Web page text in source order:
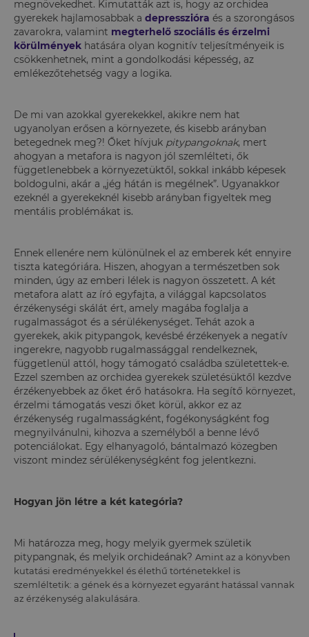
megnövekedhet. Kimutatták azt is, hogy az orchidea
gyerekek hajlamosabbak a depresszióra és a szorongásos
zavarokra, valamint megterhelő szociális és érzelmi
körülmények hatására olyan kognitív teljesítményeik is
csökkenhetnek, mint a gondolkodási képesség, az
emlékezőtehetség vagy a logika.
De mi van azokkal gyerekekkel, akikre nem hat
ugyanolyan erősen a környezete, és kisebb arányban
betegednek meg?! Őket hívjuk pitypangoknak, mert
ahogyan a metafora is nagyon jól szemlélteti, ők
függetlenebbek a környezetüktől, sokkal inkább képesek
boldogulni, akár a „jég hátán is megélnek”. Ugyanakkor
ezeknél a gyerekeknél kisebb arányban figyeltek meg
mentális problémákat is.
Ennek ellenére nem különülnek el az emberek két ennyire
tiszta kategóriára. Hiszen, ahogyan a természetben sok
minden, úgy az emberi lélek is nagyon összetett. A két
metafora alatt az író egyfajta, a világgal kapcsolatos
érzékenységi skálát ért, amely magába foglalja a
rugalmasságot és a sérülékenységet. Tehát azok a
gyerekek, akik pitypangok, kevésbé érzékenyek a negatív
ingerekre, nagyobb rugalmassággal rendelkeznek,
függetlenül attól, hogy támogató családba születettek-e.
Ezzel szemben az orchidea gyerekek születésüktől kezdve
érzékenyebbek az őket érő hatásokra. Ha segítő környezet,
érzelmi támogatás veszi őket körül, akkor ez az
érzékenység rugalmasságként, fogékonyságként fog
megnyilvánulni, kihozva a személyből a benne lévő
potenciálokat. Egy elhanyagoló, bántalmazó közegben
viszont mindez sérülékenységként fog jelentkezni.
Hogyan jön létre a két kategória?
Mi határozza meg, hogy melyik gyermek születik
pitypangnak, és melyik orchideának? Amint az a könyvben
kutatási eredményekkel és élethű történetekkel is
szemléltetik: a gének és a környezet egyaránt hatással vannak
az érzékenység alakulására.